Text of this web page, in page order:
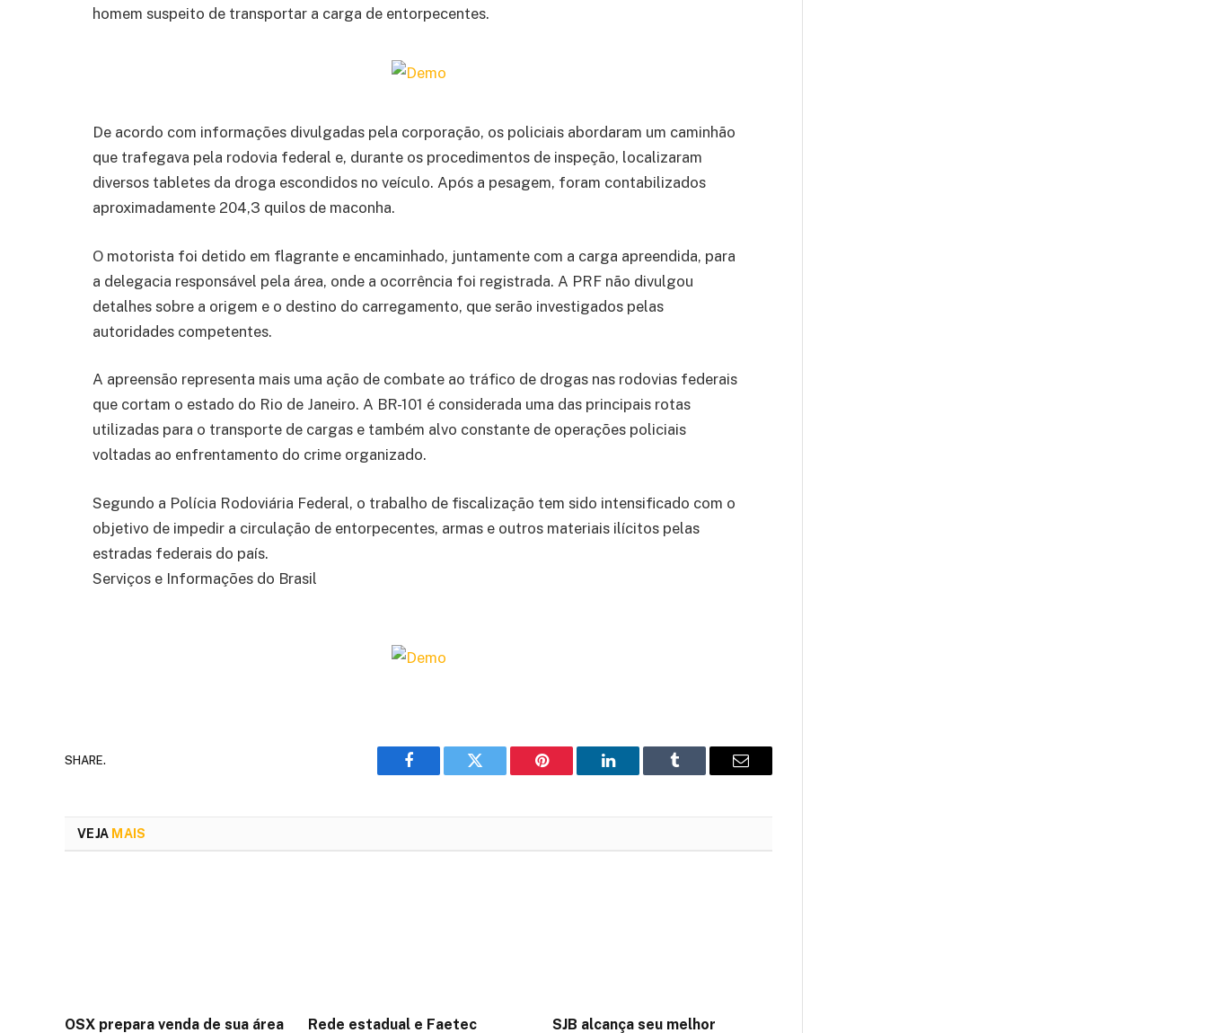
homem suspeito de transportar a carga de entorpecentes.
De acordo com informações divulgadas pela corporação, os policiais abordaram um caminhão
que trafegava pela rodovia federal e, durante os procedimentos de inspeção, localizaram
diversos tabletes da droga escondidos no veículo. Após a pesagem, foram contabilizados
aproximadamente 204,3 quilos de maconha.
O motorista foi detido em flagrante e encaminhado, juntamente com a carga apreendida, para
a delegacia responsável pela área, onde a ocorrência foi registrada. A PRF não divulgou
detalhes sobre a origem e o destino do carregamento, que serão investigados pelas
autoridades competentes.
A apreensão representa mais uma ação de combate ao tráfico de drogas nas rodovias federais
que cortam o estado do Rio de Janeiro. A BR-101 é considerada uma das principais rotas
utilizadas para o transporte de cargas e também alvo constante de operações policiais
voltadas ao enfrentamento do crime organizado.
Segundo a Polícia Rodoviária Federal, o trabalho de fiscalização tem sido intensificado com o
objetivo de impedir a circulação de entorpecentes, armas e outros materiais ilícitos pelas
estradas federais do país.
Serviços e Informações do Brasil
SHARE.
Facebook Twitter Pinterest LinkedIn Tumblr Email
VEJA MAIS
OSX prepara venda de sua área Rede estadual e Faetec SJB alcança seu melhor